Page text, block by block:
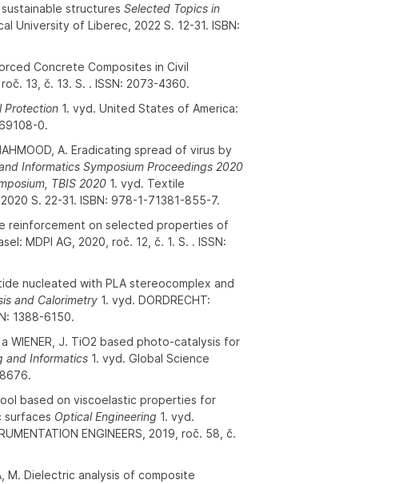
structures Selected Topics in
University of Liberec, 2022 S. 12-31. ISBN:
Concrete Composites in Civil
13, č. 13. S. . ISSN: 2073-4360.
Protection 1. vyd. United States of America:
0.
A. Eradicating spread of virus by
Informatics Symposium Proceedings 2020
TBIS 2020 1. vyd. Textile
S. 22-31. ISBN: 978-1-71381-855-7.
reinforcement on selected properties of
MDPI AG, 2020, roč. 12, č. 1. S. . ISSN:
nucleated with PLA stereocomplex and
and Calorimetry 1. vyd. DORDRECHT:
1388-6150.
a WIENER, J. TiO2 based photo-catalysis for
and Informatics 1. vyd. Global Science
based on viscoelastic properties for
surfaces Optical Engineering 1. vyd.
ENGINEERS, 2019, roč. 58, č.
M. Dielectric analysis of composite